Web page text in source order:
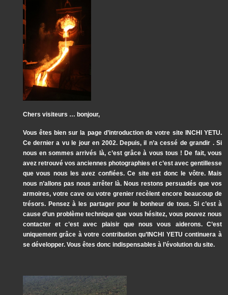
Chers visiteurs … bonjour,
Vous êtes bien sur la page d’introduction de votre site INCHI YETU.
Ce dernier a vu le jour en 2002. Depuis, il n’a cessé de grandir . Si
nous en sommes arrivés là, c’est grâce à vous tous ! De fait, vous
avez retrouvé vos anciennes photographies et c’est avec gentillesse
que vous nous les avez confiées. Ce site est donc le vôtre. Mais
nous n’allons pas nous arrêter là. Nous restons persuadés que vos
armoires, votre cave ou votre grenier recèlent encore beaucoup de
trésors. Pensez à les partager pour le bonheur de tous. Si c’est à
cause d’un problème technique que vous hésitez, vous pouvez nous
contacter et c’est avec plaisir que nous vous aiderons. C’est
uniquement grâce à votre contribution qu’INCHI YETU continuera à
se développer. Vous êtes donc indispensables à l’évolution du site.